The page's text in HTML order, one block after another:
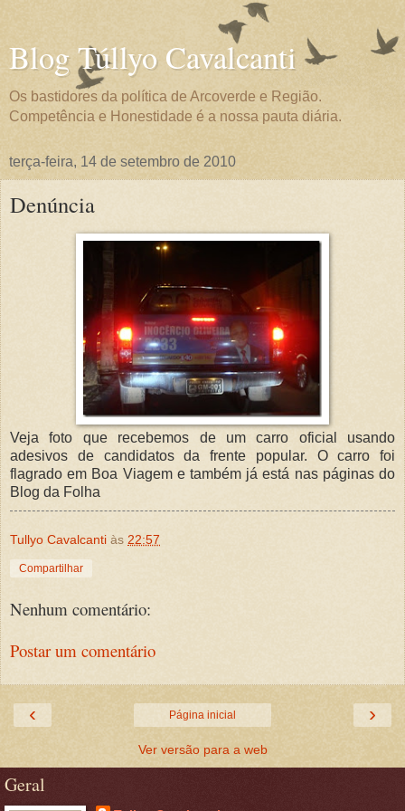
Blog Túllyo Cavalcanti
Os bastidores da política de Arcoverde e Região.
Competência e Honestidade é a nossa pauta diária.
terça-feira, 14 de setembro de 2010
Denúncia
Veja foto que recebemos de um carro oficial usando
adesivos de candidatos da frente popular. O carro foi
flagrado em Boa Viagem e também já está nas páginas do
Blog da Folha
Tullyo Cavalcanti às 22:57
Compartilhar
Nenhum comentário:
Postar um comentário
‹ ›
Página inicial
Ver versão para a web
Geral